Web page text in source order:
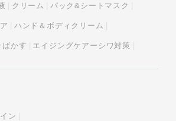
クリーム パック&シートマスク
ハンド＆ボディクリーム
ばかす エイジングケアーシワ対策
ン